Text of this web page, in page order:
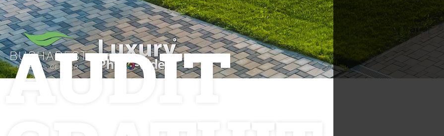
Luxury-Photo-Video is a Sun
Luxes Int SRL product.
Registered address – Romania,
Bucharest, Drumul Agatului 26A
VAT Number – RO 34775532
Video Marketing
Promovare Online
Strategii de marketing
Testimonial Lorand Soareș
Szasz
RO:
RO:
UK
USA:
AUDIT